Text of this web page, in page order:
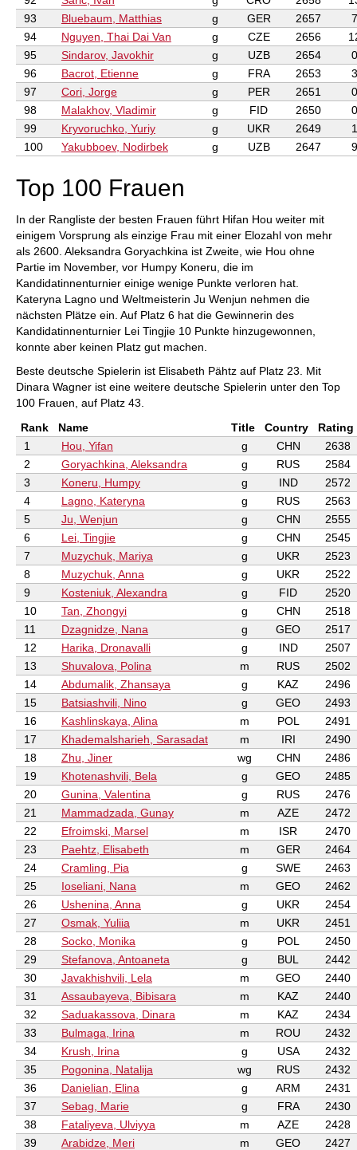
93
Bluebaum, Matthias g GER 2657
7
94
Nguyen, Thai Dai Van g CZE 2656
95
Sindarov, Javokhir g UZB 2654
0
96
Bacrot, Etienne g FRA 2653
3
97
Cori, Jorge g PER 2651
0
98
Malakhov, Vladimir g FID 2650
0
99
Kryvoruchko, Yuriy g UKR 2649
1
100
Yakubboev, Nodirbek g UZB 2647 9
Top 100 Frauen
In der Rangliste der besten Frauen führt Hifan Hou weiter mit
einigem Vorsprung als einzige Frau mit einer Elozahl von mehr
als 2600. Aleksandra Goryachkina ist Zweite, wie Hou ohne
Partie im November, vor Humpy Koneru, die im
Kandidatinnenturnier einige wenige Punkte verloren hat.
Kateryna Lagno und Weltmeisterin Ju Wenjun nehmen die
nächsten Plätze ein. Auf Platz 6 hat die Gewinnerin des
Kandidatinnenturnier Lei Tingjie 10 Punkte hinzugewonnen,
konnte aber keinen Platz gut machen.
Beste deutsche Spielerin ist Elisabeth Pähtz auf Platz 23. Mit
Dinara Wagner ist eine weitere deutsche Spielerin unter den Top
100 Frauen, auf Platz 43.
Rank
Name Title Country
Rating
1
Hou, Yifan g CHN
2638
2
Goryachkina, Aleksandra g RUS
2584
3
Koneru, Humpy g IND
2572
4
Lagno, Kateryna g RUS
2563
5
Ju, Wenjun g CHN
2555
6
Lei, Tingjie g CHN
2545
7
Muzychuk, Mariya g UKR
2523
8
Muzychuk, Anna g UKR
2522
9
Kosteniuk, Alexandra g FID
2520
10
Tan, Zhongyi g CHN
2518
11
Dzagnidze, Nana g GEO
2517
12
Harika, Dronavalli g IND
2507
13
Shuvalova, Polina m RUS
2502
14
Abdumalik, Zhansaya g KAZ
2496
15
Batsiashvili, Nino g GEO
2493
16
Kashlinskaya, Alina m POL
2491
17
Khademalsharieh, Sarasadat m IRI
2490
18
Zhu, Jiner wg CHN
2486
19
Khotenashvili, Bela g GEO
2485
20
Gunina, Valentina g RUS
2476
21
Mammadzada, Gunay m AZE
2472
22
Efroimski, Marsel m ISR
2470
23
Paehtz, Elisabeth m GER
2464
24
Cramling, Pia g SWE
2463
25
Ioseliani, Nana m GEO
2462
26
Ushenina, Anna g UKR
2454
27
Osmak, Yuliia m UKR
2451
28
Socko, Monika g POL
2450
29
Stefanova, Antoaneta g BUL
2442
30
Javakhishvili, Lela m GEO
2440
31
Assaubayeva, Bibisara m KAZ
2440
32
Saduakassova, Dinara m KAZ
2434
33
Bulmaga, Irina m ROU
2432
34
Krush, Irina g USA
2432
35
Pogonina, Natalija wg RUS
2432
36
Danielian, Elina g ARM
2431
37
Sebag, Marie g FRA
2430
38
Fataliyeva, Ulviyya m AZE
2428
39
Arabidze, Meri m GEO
2427